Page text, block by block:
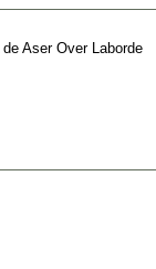
de Aser Over Laborde